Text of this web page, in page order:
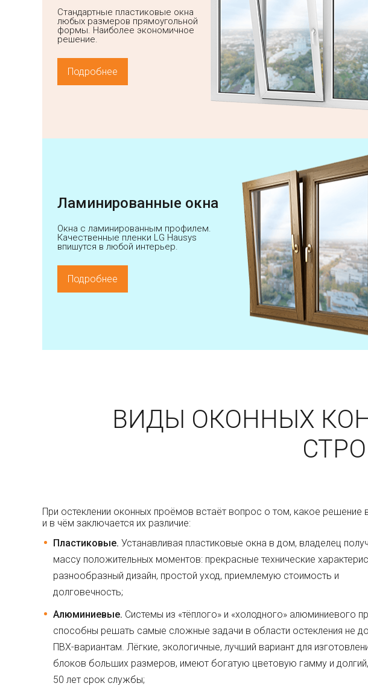
Стандартные пластиковые окна
любых размеров прямоугольной
формы. Наиболее экономичное
решение.
Подробнее
Ламинированные окна
Окна с ламинированным профилем.
Качественные пленки LG Hausys
впишутся в любой интерьер.
Подробнее
ВИДЫ ОКОННЫХ
При остеклении оконных проёмов встаёт вопрос о том, какое решение
и в чём заключается их различие:
Пластиковые. Устанавливая пластиковые окна в дом, владелец
массу положительных моментов: прекрасные технические
разнообразный дизайн, простой уход, приемлемую стоимость и
долговечность;
Алюминиевые. Системы из «тёплого» и «холодного» алюминиевого
способны решать самые сложные задачи в области остекления не
ПВХ-вариантам. Лёгкие, экологичные, лучший вариант для
блоков больших размеров, имеют богатую цветовую гамму и
50 лет срок службы;